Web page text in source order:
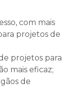
com mais
projetos de
projetos para
mais eficaz;
de